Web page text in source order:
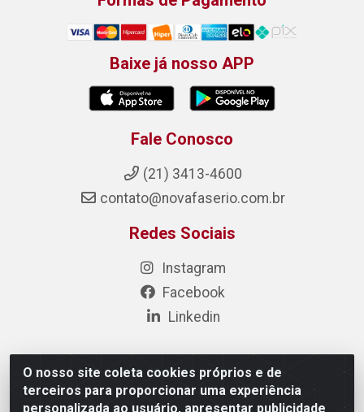
O nosso site coleta cookies próprios e de
terceiros para proporcionar uma experiência
personalizada ao usuário, apresentar publicidade
Baixe já nosso APP
Fale Conosco
(21) 3413-4600
contato@novafaserio.com.br
Redes Sociais
Instagram
Facebook
Linkedin
Nova Fase Materiais Elétricos e Hidráulicos - Estr. de
Jacarepaguá, 6853 - Jacarepaguá, Rio de Janeiro - RJ,